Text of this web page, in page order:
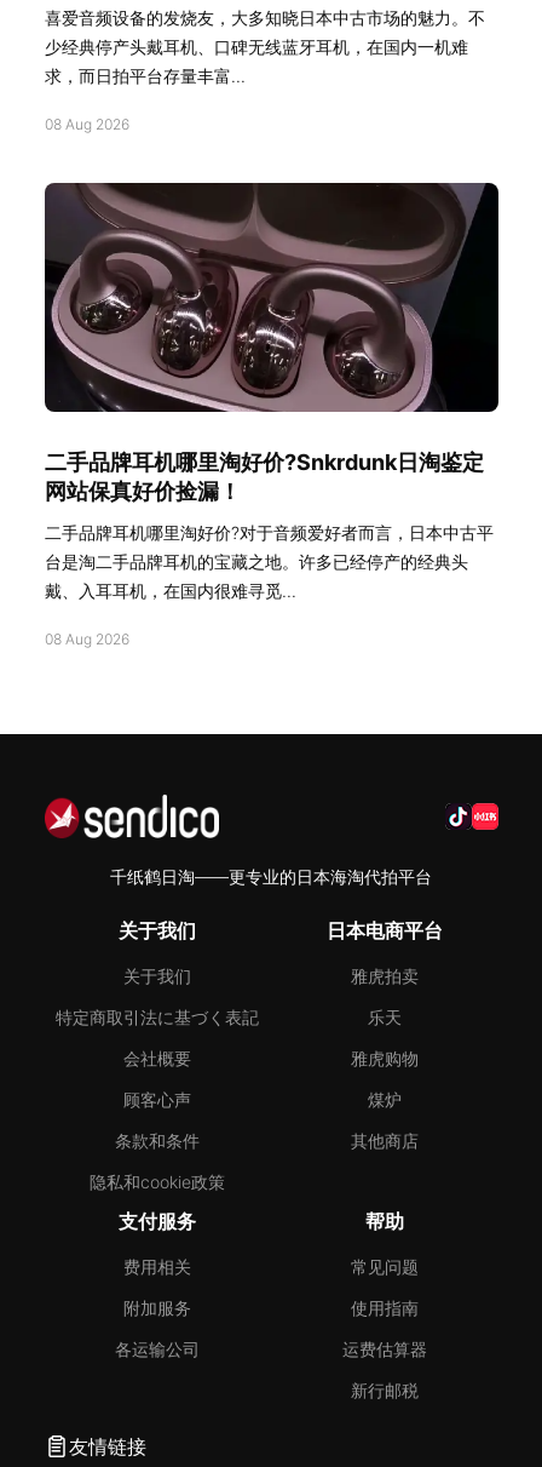
喜爱音频设备的发烧友，大多知晓日本中古市场的魅力。不
少经典停产头戴耳机、口碑无线蓝牙耳机，在国内一机难
求，而日拍平台存量丰富...
08 Aug 2026
二手品牌耳机哪里淘好价?Snkrdunk日淘鉴定
网站保真好价捡漏！
二手品牌耳机哪里淘好价?对于音频爱好者而言，日本中古平
台是淘二手品牌耳机的宝藏之地。许多已经停产的经典头
戴、入耳耳机，在国内很难寻觅...
08 Aug 2026
千纸鹤日淘——更专业的日本海淘代拍平台
关于我们
关于我们
特定商取引法に基づく表記
会社概要
顾客心声
条款和条件
隐私和cookie政策
日本电商平台
雅虎拍卖
乐天
雅虎购物
煤炉
其他商店
支付服务
费用相关
附加服务
各运输公司
帮助
常见问题
使用指南
运费估算器
新行邮税
友情链接